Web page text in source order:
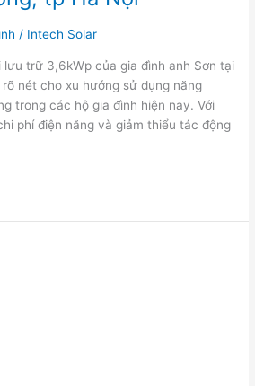
/ Intech Solar
trữ 3,6kWp của gia đình anh Sơn tại
nét cho xu hướng sử dụng năng
trong các hộ gia đình hiện nay. Với
phí điện năng và giảm thiểu tác động